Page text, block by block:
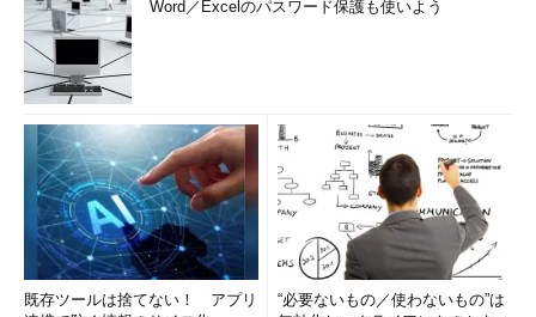
Word／Excelのパスワード保護も使いよう
既存ツールは捨てない！ アプリ
“必要ないもの／使わないもの”は